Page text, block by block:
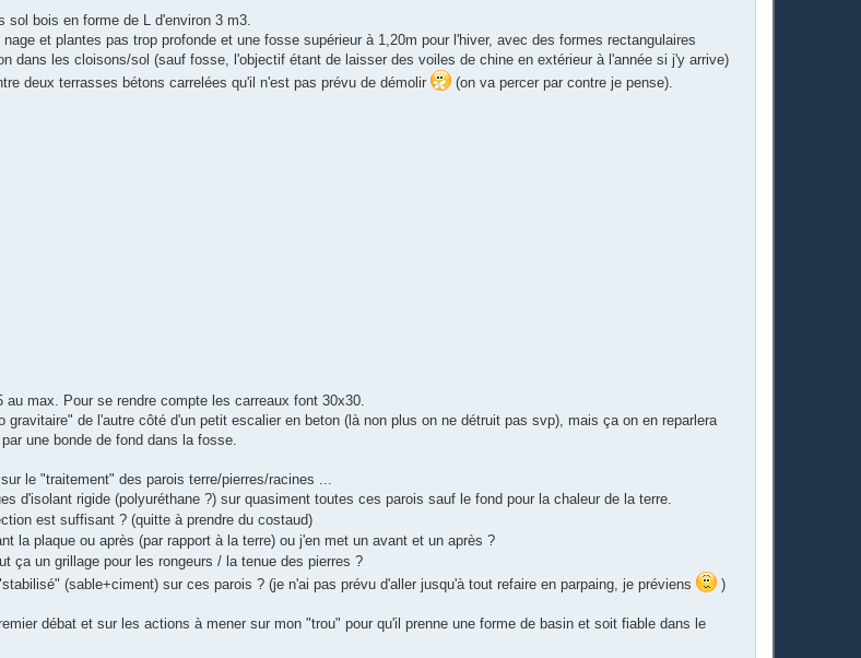
sol bois en forme de L d'environ 3 m3.
et plantes pas trop profonde et une fosse supérieur à 1,20m pour l'hiver, avec des formes rectangulaires
dans les cloisons/sol (sauf fosse, l'objectif étant de laisser des voiles de chine en extérieur à l'année si j'y arrive)
deux terrasses bétons carrelées qu'il n'est pas prévu de démolir
(on va percer par contre je pense).
au max. Pour se rendre compte les carreaux font 30x30.
gravitaire" de l'autre côté d'un petit escalier en beton (là non plus on ne détruit pas svp), mais ça on en reparlera
une bonde de fond dans la fosse.
le "traitement" des parois terre/pierres/racines ...
d'isolant rigide (polyuréthane ?) sur quasiment toutes ces parois sauf le fond pour la chaleur de la terre.
est suffisant ? (quitte à prendre du costaud)
la plaque ou après (par rapport à la terre) ou j'en met un avant et un après ?
ça un grillage pour les rongeurs / la tenue des pierres ?
(sable+ciment) sur ces parois ? (je n'ai pas prévu d'aller jusqu'à tout refaire en parpaing, je préviens
)
débat et sur les actions à mener sur mon "trou" pour qu'il prenne une forme de basin et soit fiable dans le